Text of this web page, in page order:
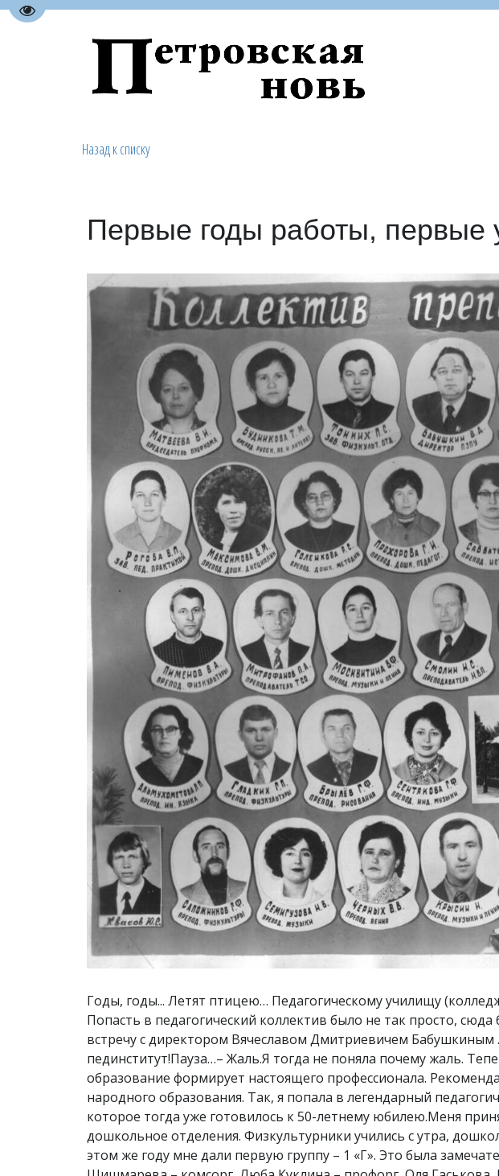
Перейти на версию для слабовидящих
Назад к списку
Первые годы работы, первые
Годы, годы... Летят птицею… Педагогическому училищу (колледжу) 90 лет!Я пришла работать в училище в 1979 году из родной школы № 4. Попасть в педагогический коллектив было не так просто, сюда брали только проверенных, талантливых людей. Как сейчас помню первую встречу с директором Вячеславом Дмитриевичем Бабушкиным …– Вы учились в педучилище?– Нет, что Вы, я сразу после школы в пединститут!Пауза…– Жаль.Я тогда не поняла почему жаль. Теперь понимаю. Только среднее профессиональное педагогическое образование формирует настоящего профессионала. Рекомендацию дала Клавдия Ивановна Беляева, начальник городского отдела народного образования. Так, я попала в легендарный педагогический коллектив Петровск-Забайкальского педагогического училища, которое тогда уже готовилось к 50-летнему юбилею.Меня приняли преподавателем русского языка и литературы на физкультурное и дошкольное отделения. Физкультурники учились с утра, дошколята – во вторую смену. Уроки заканчивались в 19:40. Зимой – это уже ночь. В этом же году мне дали первую группу – 1 «Г». Это была замечательная группа талантливых, умных девочек! Таня Соснина – староста, Света Шишмарева – комсорг, Люба Куклина – профорг, Оля Гаськова, Полина Первухина, Римма Безъязыкова, Таня Безбородова, Надя Горбунова, Люба Гнеушева… Всех помню и люблю. Мои первенцы! Работали классными в паре с Риммой Семеновной Голенковой, опытным, знающий преподавателем, моим первым наставником. «Ты слишком добрая и мягкая», - говорила мне Римма Семеновна, - учись быть более жёсткой и требовательной!». А какие у неё были девочки! Лида Федорова, Марина Чернецова… Умницы! Иной раз побаивалась их вопросов. Глядят пытливыми глазами и кажется, что они знают больше тебя… Приходилось много читать, заниматься самообразованием, чтобы соответствовать им, моим ученикам. Так незаметно пролетели три с половиной года.Тогда между группами были социалистические соревнования за право поехать в Москву на зимних каникулах. Это право получила группа 4 «В». Мы проиграли совсем чуть-чуть… Чем мы жили? Как жили? Уникальное время! Ни минуты покоя. Учились на совесть, соревновались во всем, защищали политические плакаты «БАМ – стройка века!», инсценировали военные песни «В лесу при фронтовом», ставили спектакли - Маргарита Алигер «Зоя», пели хором, субботники, походы, шефская работа.Когда мои девочки были на третьем курсе, мне доверили вести предметы «Детская литература» и «Выразительное чтение». Я очень надеюсь, что мои первые студентки помнят эти уроки… Так незаметно в трудах, в заботах пролетели первые шесть лет моей работы на дошкольном отделении. Я выпустила ещё одну группу дошколят, замечательных девочек: Аня Максимова, Надя Быкова, Люба Бронникова, Калгины Галя и Ира, Лена Баранова. Как сложилась судьба моих учеников? Надеюсь, что все хорошо. Они достойно несут звание воспитателя.Работа на школьном отделении. Мои дошколята закончили училище зимой 1985 года. Отшумели выпускные и разлетелись мои девочки на работу по всей Читинской области. С благодарностью вспоминаю коллектив дошкольного отделения. Я нашла здесь друзей – настоящих, преданных своему делу педагогов: Зинаида Федоровна Гаманистова – заведующая дошкольным отделением, Римма Семеновна Голенкова, Валентина Михайловна Максимова, Галина Ивановна Прохорова, Екатерина Григорьевна Пелепягина, чуть позже пришли Татьяна Ивановна Кулькова и Лидия Геннадьевна Кондратьева – все они сплоченная команда преподавателей частных дошкольных методик, профессионалы! Наша дружба, участливое общение продолжается до сих пор.80-90 годы XX века скупо упомянуты в наших юбилейных буклетах. А ведь это был настоящий рассвет педагогического училища, это было время перехода на более высокую научную ступень всего коллектива. Мы готовились к переходу в колледж, активно занимались переподготовкой кадров, большая часть педагогического коллектива прошла переподготовку в крупнейших городах России на базе пединститутов. Я проходила переподготовку в Орехово-Зуевском педагогическом институте. Опыт, знания, встречи обогатили меня чрезвычайно. Хотелось работать, воплощать новые идеи. Были незабываемые встречи с детскими писателями в доме литераторов в Москве. Мы встречались с Сергеем Михалковым. Это была целая серия встреч, посвящённых творчеству великого детского поэта, отмечали 50-летие его знаменитого «Дяди Степы». Встреча с автором повести «Чучело» В. Железниковым, поэтом М. Пляцковским и многими другими. Экскурсии в родовые гнезда великих русских писателей оставили неизгладимый след в моей